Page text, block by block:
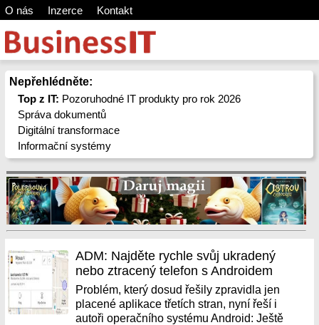
O nás Inzerce Kontakt
Nepřehlédněte:
Top z IT: Pozoruhodné IT produkty pro rok 2026
Správa dokumentů
Digitální transformace
Informační systémy
ADM: Najděte rychle svůj ukradený
nebo ztracený telefon s Androidem
Problém, který dosud řešily zpravidla jen
placené aplikace třetích stran, nyní řeší i
autoři operačního systému Android: Ještě